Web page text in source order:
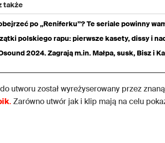
także
po „Reniferku”? Te seriale powinny
polskiego rapu: pierwsze kasety, dissy i
2024. Zagrają m.in. Małpa, susk, Bisz i
utworu został wyreżyserowany przez
. Zarówno utwór jak i klip mają na celu